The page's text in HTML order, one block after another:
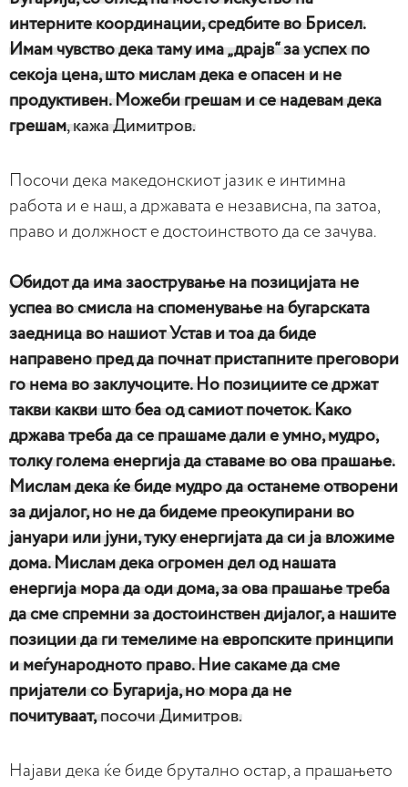
интерните координации, средбите во Брисел.
Имам чувство дека таму има „драјв“ за успех по
секоја цена, што мислам дека е опасен и не
продуктивен. Можеби грешам и се надевам дека
грешам, кажа Димитров.
Посочи дека македонскиот јазик е интимна
работа и е наш, а државата е независна, па затоа,
право и должност е достоинството да се зачува.
Обидот да има заострување на позицијата не
успеа во смисла на споменување на бугарската
заедница во нашиот Устав и тоа да биде
направено пред да почнат пристапните преговори
го нема во заклучоците. Но позициите се држат
такви какви што беа од самиот почеток. Како
држава треба да се прашаме дали е умно, мудро,
толку голема енергија да ставаме во ова прашање.
Мислам дека ќе биде мудро да останеме отворени
за дијалог, но не да бидеме преокупирани во
јануари или јуни, туку енергијата да си ја вложиме
дома. Мислам дека огромен дел од нашата
енергија мора да оди дома, за ова прашање треба
да сме спремни за достоинствен дијалог, а нашите
позиции да ги темелиме на европските принципи
и меѓународното право. Ние сакаме да сме
пријатели со Бугарија, но мора да не
почитуваат,посочи Димитров.
Најави дека ќе биде брутално остар, а прашањето